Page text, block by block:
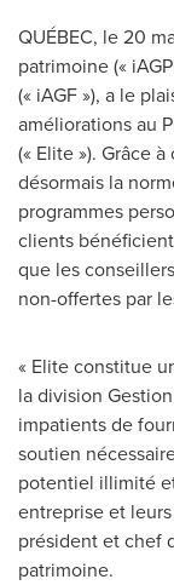
QUÉBEC, le 20
patrimoine («
(« iAGF »), a le
améliorations au
(« Elite »). Grâce
désormais la
programmes
clients
que les
non-offertes par
« Elite constitue
la division
impatients de
soutien
potentiel illimité
entreprise et
président et chef
patrimoine.